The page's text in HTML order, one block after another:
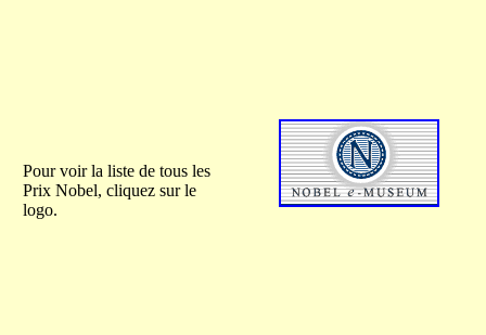
Pour voir la liste de tous les
Prix Nobel, cliquez sur le
logo.